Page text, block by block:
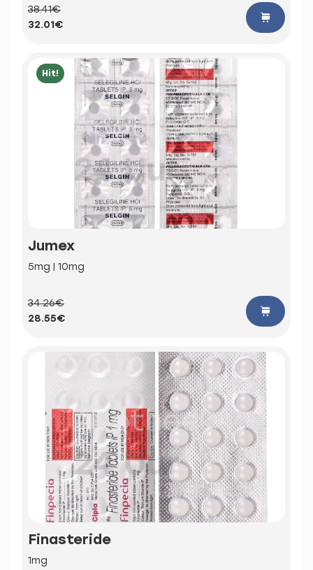
38.41€
32.01€
Hit!
Jumex
5mg | 10mg
34.26€
28.55€
Finasteride
1mg